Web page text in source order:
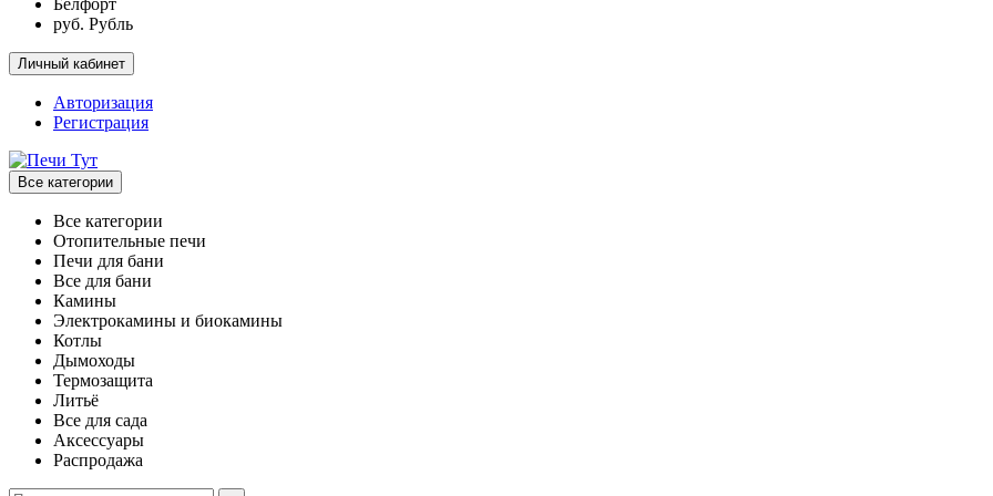
Белфорт
руб. Рубль
Личный кабинет
Авторизация
Регистрация
Все категории
Все категории
Отопительные печи
Печи для бани
Все для бани
Камины
Электрокамины и биокамины
Котлы
Дымоходы
Термозащита
Литьё
Все для сада
Аксессуары
Распродажа